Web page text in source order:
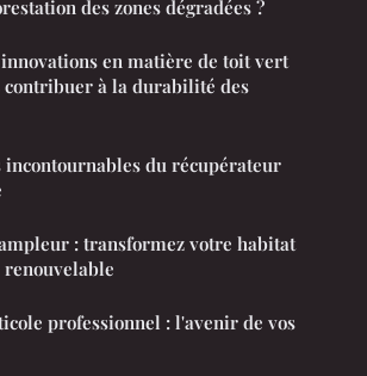
des zones dégradées ?
en matière de toit vert
à la durabilité des
incontournables du récupérateur
: transformez votre habitat
professionnel : l'avenir de vos